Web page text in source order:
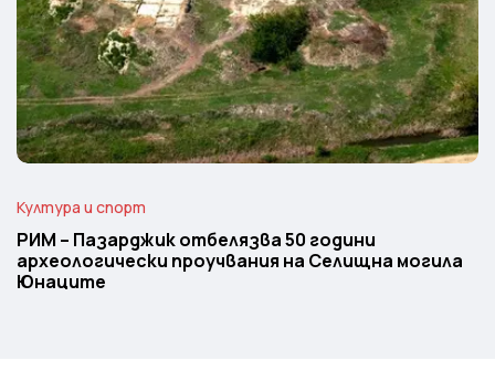
Култура и спорт
РИМ – Пазарджик отбелязва 50 години
археологически проучвания на Селищна могила
Юнаците